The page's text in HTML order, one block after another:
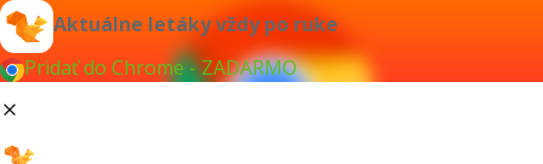
Aktuálne letáky vždy po ruke
Pridať do Chrome - ZADARMO